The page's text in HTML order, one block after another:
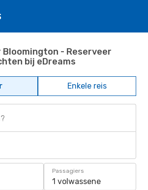
- Reserveer
bij eDreams
Enkele reis
Passagiers
1 volwassene